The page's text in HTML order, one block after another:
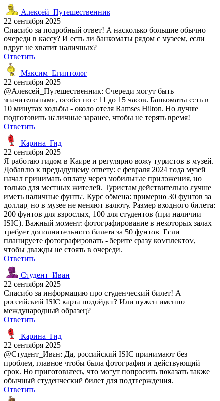
Алексей_Путешественник
22 сентября 2025
Спасибо за подробный ответ! А насколько большие обычно
очереди в кассу? И есть ли банкоматы рядом с музеем, если
вдруг не хватит наличных?
Ответить
Максим_Египтолог
22 сентября 2025
@Алексей_Путешественник: Очереди могут быть
значительными, особенно с 11 до 15 часов. Банкоматы есть в
10 минутах ходьбы - около отеля Ramses Hilton. Но лучше
подготовить наличные заранее, чтобы не терять время!
Ответить
Карина_Гид
22 сентября 2025
Я работаю гидом в Каире и регулярно вожу туристов в музей.
Добавлю к предыдущему ответу: с февраля 2024 года музей
начал принимать оплату через мобильные приложения, но
только для местных жителей. Туристам действительно лучше
иметь наличные фунты. Курс обмена: примерно 30 фунтов за
доллар, но в музее не меняют валюту. Размер входного билета:
200 фунтов для взрослых, 100 для студентов (при наличии
ISIC). Важный момент: фотографирование в некоторых залах
требует дополнительного билета за 50 фунтов. Если
планируете фотографировать - берите сразу комплектом,
чтобы дважды не стоять в очереди.
Ответить
Студент_Иван
22 сентября 2025
Спасибо за информацию про студенческий билет! А
российский ISIC карта подойдет? Или нужен именно
международный образец?
Ответить
Карина_Гид
22 сентября 2025
@Студент_Иван: Да, российский ISIC принимают без
проблем, главное чтобы была фотография и действующий
срок. Но приготовьтесь, что могут попросить показать также
обычный студенческий билет для подтверждения.
Ответить